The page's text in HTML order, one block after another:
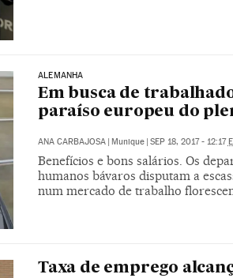
ALEMANHA
Em busca de
paraíso europeu do
ANA CARBAJOSA Munique SEP 18, 2017 - 12:17
Benefícios e bons salários. Os
humanos bávaros disputam a
num mercado de trabalho
Taxa de emprego